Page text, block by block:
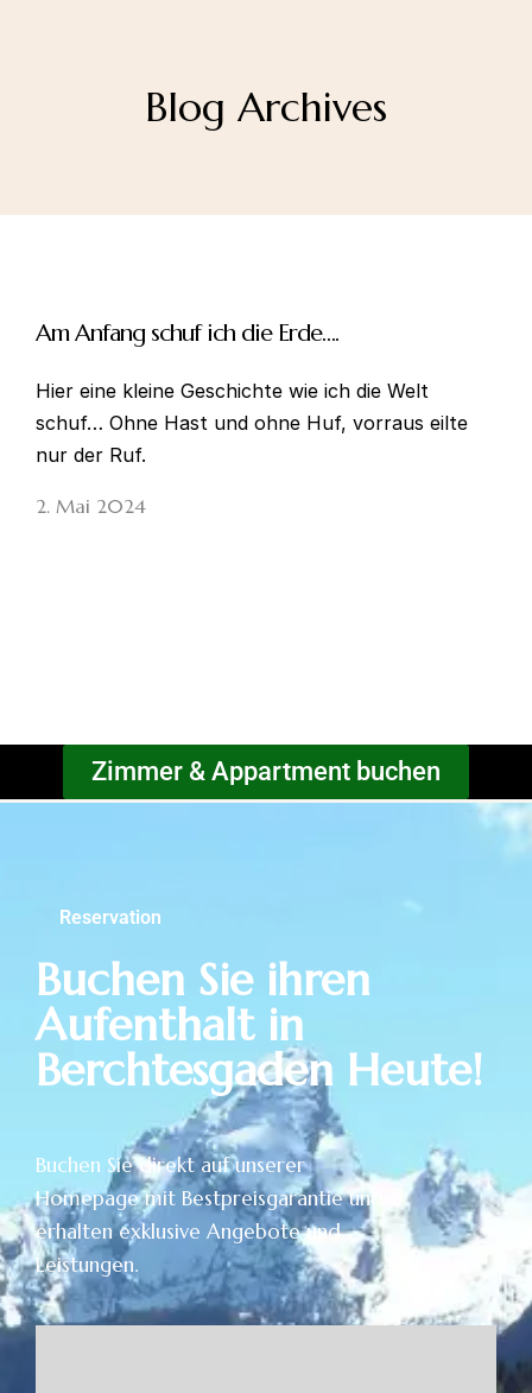
Blog Archives
Am Anfang schuf ich die Erde….
Hier eine kleine Geschichte wie ich die Welt
schuf… Ohne Hast und ohne Huf, vorraus eilte
nur der Ruf.
2. Mai 2024
Zimmer & Appartment buchen
Reservation
Buchen Sie ihren
Aufenthalt in
Berchtesgaden Heute!
Buchen Sie direkt auf unserer
Homepage mit Bestpreisgarantie und
erhalten exklusive Angebote und
Leistungen.